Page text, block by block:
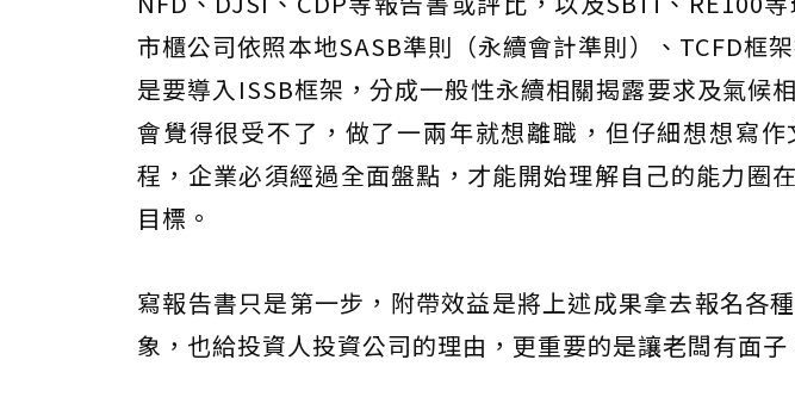
市櫃公司依照本地SASB準則（永續會計準則）、TCFD框
是要導入ISSB框架，分成一般性永續相關揭露要求及氣候
會覺得很受不了，做了一兩年就想離職，但仔細想想寫
程，企業必須經過全面盤點，才能開始理解自己的能力圈
目標。
寫報告書只是第一步，附帶效益是將上述成果拿去報名各
象，也給投資人投資公司的理由，更重要的是讓老闆有面子